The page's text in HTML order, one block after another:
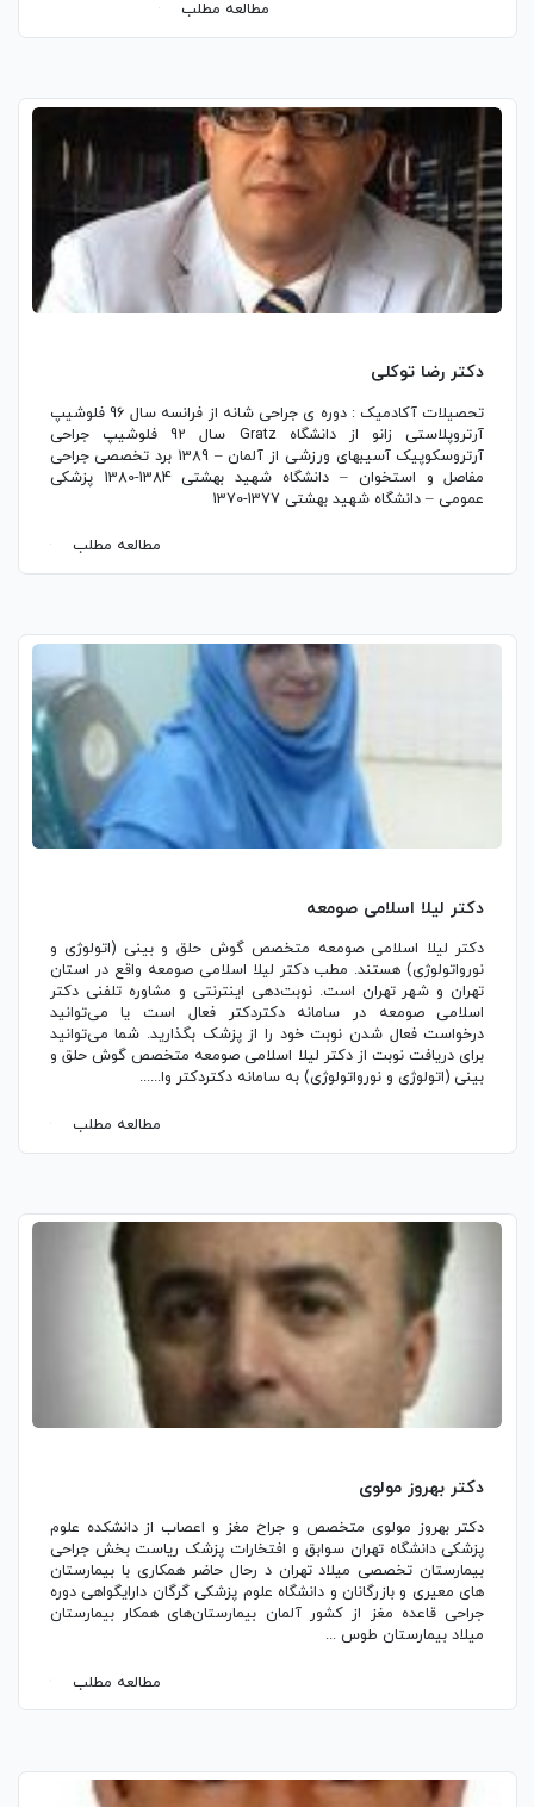
مطالعه مطلب
دکتر رضا توکلی
تحصیلات آکادمیک : دوره ی جراحی شانه از فرانسه سال 96 فلوشیپ
آرتروپلاستی زانو از دانشگاه Gratz سال 92 فلوشیپ جراحی
آرتروسکوپیک آسیبهای ورزشی از آلمان – 1389 برد تخصصی جراحی
مفاصل و استخوان – دانشگاه شهید بهشتی 1384-1380 پزشکی
عمومی – دانشگاه شهید بهشتی 1377-1370
مطالعه مطلب
دکتر لیلا اسلامی صومعه
دکتر لیلا اسلامی صومعه متخصص گوش حلق و بینی (اتولوژی و
نورواتولوژی) هستند. مطب دکتر لیلا اسلامی صومعه واقع در استان
تهران و شهر تهران است. نوبت‌دهی اینترنتی و مشاوره تلفنی دکتر
اسلامی صومعه در سامانه دکتردکتر فعال است یا می‌توانید
درخواست فعال شدن نوبت خود را از پزشک بگذارید. شما می‌توانید
برای دریافت نوبت از دکتر لیلا اسلامی صومعه متخصص گوش حلق و
بینی (اتولوژی و نورواتولوژی) به سامانه دکتردکتر وا......
مطالعه مطلب
دکتر بهروز مولوی
دکتر بهروز مولوی متخصص و جراح مغز و اعصاب از دانشکده علوم
پزشکی دانشگاه تهران سوابق و افتخارات پزشک ریاست بخش جراحی
بیمارستان تخصصی میلاد تهران د رحال حاضر همکاری با بیمارستان
های معیری و بازرگانان و دانشگاه علوم پزشکی گرگان دارایگواهی دوره
جراحی قاعده مغز از کشور آلمان بیمارستان‌های همکار بیمارستان
میلاد بیمارستان طوس ...
مطالعه مطلب